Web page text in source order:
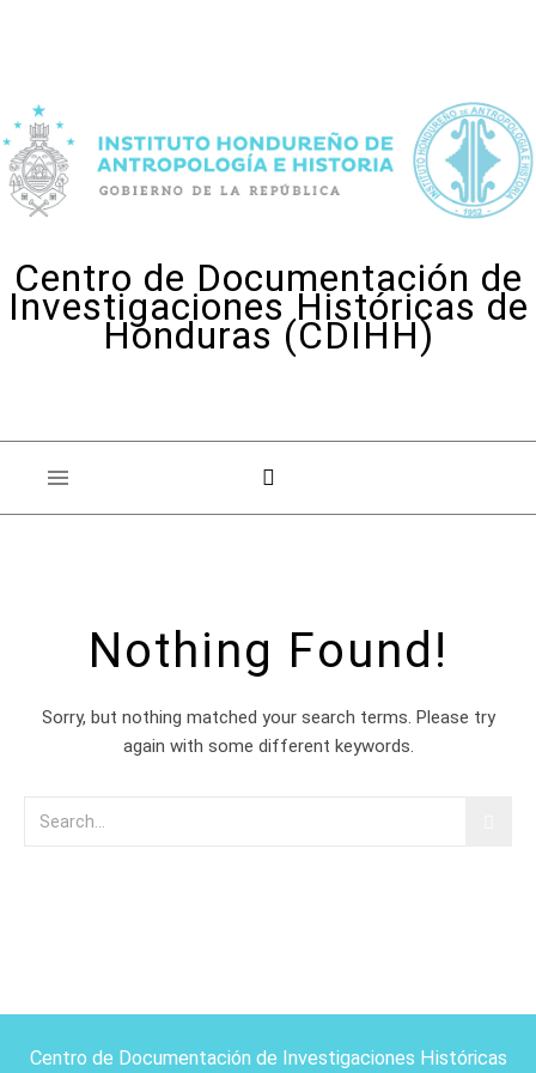
Centro de Documentación de
Investigaciones Históricas de
Honduras (CDIHH)
Nothing Found!
Sorry, but nothing matched your search terms. Please try
again with some different keywords.
Centro de Documentación de Investigaciones Históricas